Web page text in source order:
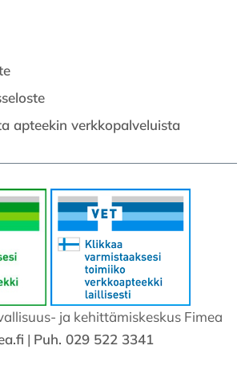
apteekin verkkopalveluista
ja kehittämiskeskus Fimea
| Puh. 029 522 3341